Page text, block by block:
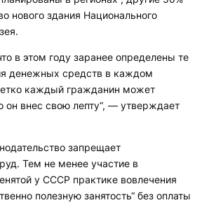
нового здания Национального
в этом году заранее определены те
денежных средств в каждом
каждый гражданин может
он внес свою лепту“, — утверждает
запрещает
Тем не менее участие в
у СССР практике вовлечения
полезную занятость“ без оплаты